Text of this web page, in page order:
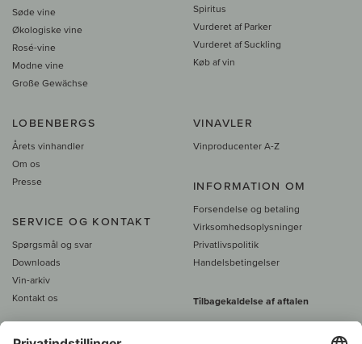
Søde vine
Økologiske vine
Rosé-vine
Modne vine
Große Gewächse
Spiritus
Vurderet af Parker
Vurderet af Suckling
Køb af vin
LOBENBERGS
Årets vinhandler
Om os
Presse
SERVICE OG KONTAKT
Spørgsmål og svar
Downloads
Vin-arkiv
Kontakt os
VINAVLER
Vinproducenter A-Z
INFORMATION OM
Forsendelse og betaling
Virksomhedsoplysninger
Privatlivspolitik
Handelsbetingelser
Tilbagekaldelse af aftalen
Alle priser er inkl. moms, plus 39